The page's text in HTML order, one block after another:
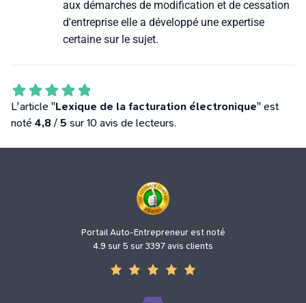
aux démarches de modification et de cessation
d'entreprise elle a développé une expertise
certaine sur le sujet.
L'article "Lexique de la facturation électronique" est
noté 4,8 / 5 sur 10 avis de lecteurs.
Portail Auto-Entrepreneur est noté
4.9 sur 5 sur 3397 avis clients